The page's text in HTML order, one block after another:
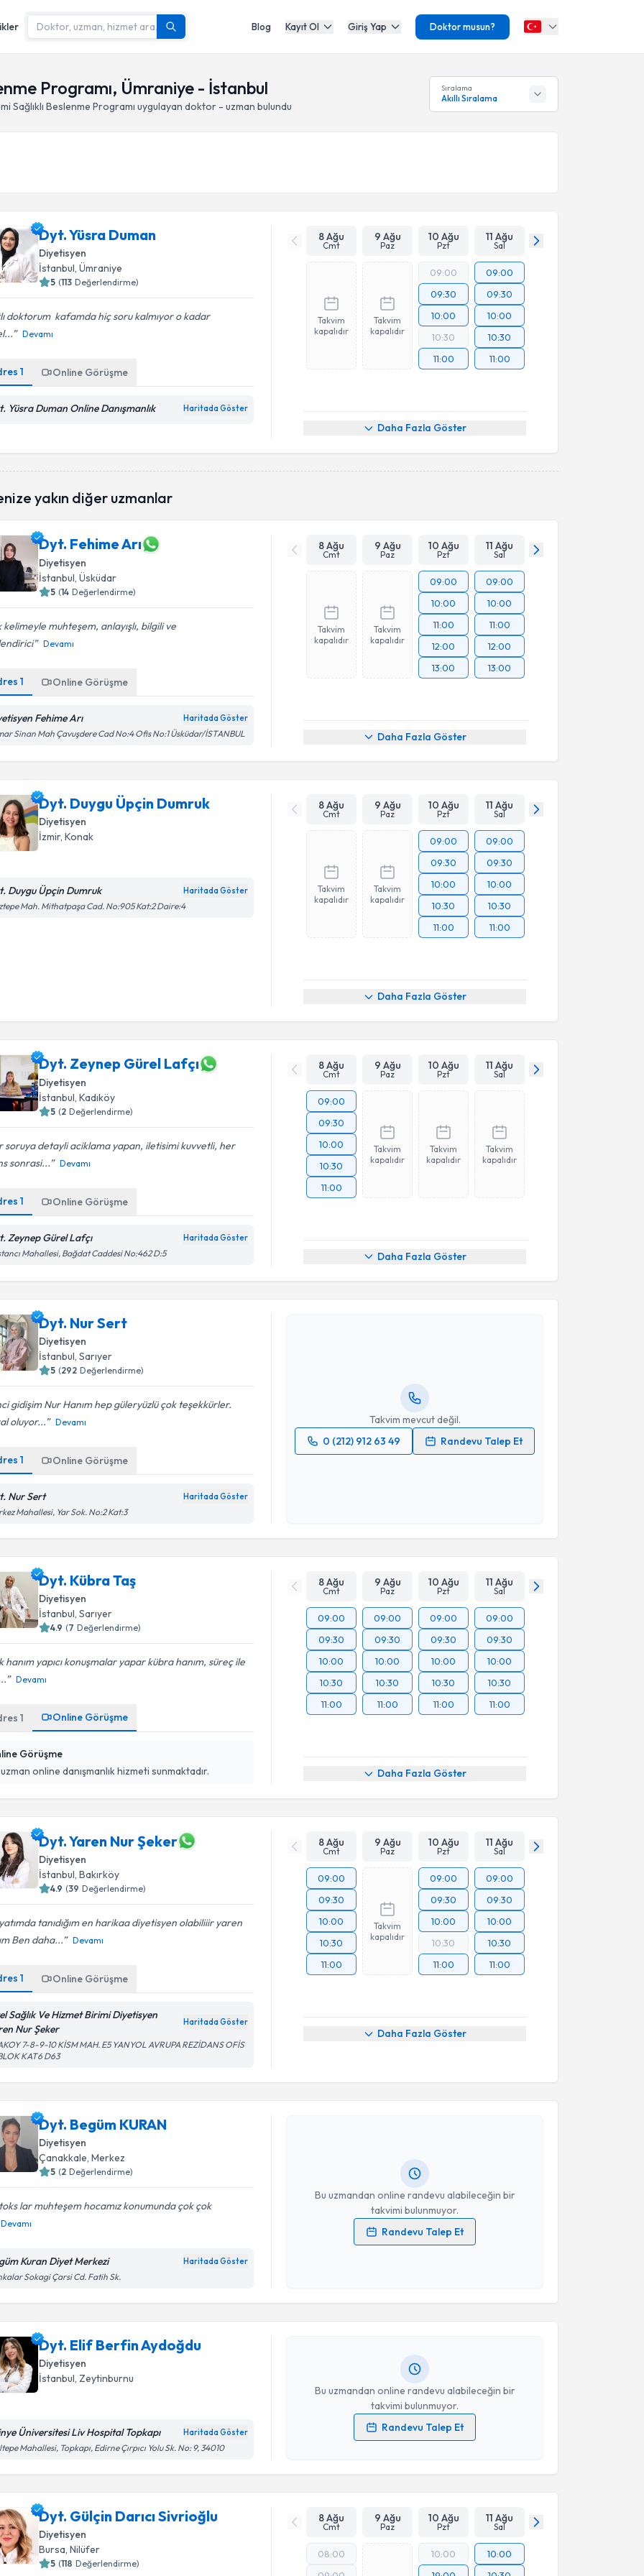
Blog Kayıt Ol Giriş Yap Doktor musun?
Programı, Ümraniye - İstanbul
Sağlıklı Beslenme Programı uygulayan doktor - uzman bulundu
Sıralama
Akıllı Sıralama
Dyt. Yüsra Duman
Diyetisyen
İstanbul, Ümraniye
5 (113 Değerlendirme)
doktorum ️ kafamda hiç soru kalmıyor o kadar
Devamı
1 Online Görüşme
Yüsra Duman Online Danışmanlık Haritada Göster
8 Ağu
Cmt
9 Ağu
Paz
10 Ağu
Pzt
11 Ağu
Sal
Takvim
kapalıdır
Takvim
kapalıdır
09:00
09:30
10:00
10:30
11:00
09:00
09:30
10:00
10:30
11:00
Daha Fazla Göster
yakın diğer uzmanlar
Dyt. Fehime Arı
Diyetisyen
İstanbul , Üsküdar
5 (14 Değerlendirme)
kelimeyle muhteşem, anlayışlı, bilgili ve
Devamı
1 Online Görüşme
Fehime Arı Haritada Göster
Sinan Mah Çavuşdere Cad No:4 Ofis No:1 Üsküdar/İSTANBUL
8 Ağu
Cmt
9 Ağu
Paz
10 Ağu
Pzt
11 Ağu
Sal
Takvim
kapalıdır
Takvim
kapalıdır
09:00
10:00
11:00
12:00
13:00
09:00
10:00
11:00
12:00
13:00
Daha Fazla Göster
Dyt. Duygu Üpçin Dumruk
Diyetisyen
İzmir, Konak
Duygu Üpçin Dumruk Haritada Göster
Mah. Mithatpaşa Cad. No:905 Kat:2 Daire:4
8 Ağu
Cmt
9 Ağu
Paz
10 Ağu
Pzt
11 Ağu
Sal
Takvim
kapalıdır
Takvim
kapalıdır
09:00
09:30
10:00
10:30
11:00
09:00
09:30
10:00
10:30
11:00
Daha Fazla Göster
Dyt. Zeynep Gürel Lafçı
Diyetisyen
İstanbul , Kadıköy
5 (2 Değerlendirme)
soruya detayli aciklama yapan, iletisimi kuvvetli, her
sonrasi...
Devamı
1 Online Görüşme
Zeynep Gürel Lafçı Haritada Göster
Mahallesi, Bağdat Caddesi No:462 D:5
8 Ağu
Cmt
9 Ağu
Paz
10 Ağu
Pzt
11 Ağu
Sal
09:00
09:30
10:00
10:30
11:00
Takvim
kapalıdır
Takvim
kapalıdır
Takvim
kapalıdır
Daha Fazla Göster
Dyt. Nur Sert
Diyetisyen
İstanbul, Sarıyer
5 (292 Değerlendirme)
gidişim Nur Hanım hep güleryüzlü çok teşekkürler.
oluyor...
Devamı
1 Online Görüşme
Nur Sert Haritada Göster
Mahallesi, Yar Sok. No:2 Kat:3
Takvim mevcut değil.
0 (212) 912 63 49
Randevu Talep Et
Takvim Talebini Gönder
Dyt. Kübra Taş
Diyetisyen
İstanbul, Sarıyer
4.9 (7 Değerlendirme)
hanım yapıcı konuşmalar yapar kübra hanım, süreç ile
Devamı
1 Online Görüşme
Görüşme
online danışmanlık hizmeti sunmaktadır.
8 Ağu
Cmt
9 Ağu
Paz
10 Ağu
Pzt
11 Ağu
Sal
09:00
09:30
10:00
10:30
11:00
09:00
09:30
10:00
10:30
11:00
09:00
09:30
10:00
10:30
11:00
09:00
09:30
10:00
10:30
11:00
Daha Fazla Göster
Dyt. Yaren Nur Şeker
Diyetisyen
İstanbul, Bakırköy
4.9 (39 Değerlendirme)
tanıdığım en harikaa diyetisyen olabiliiir yaren
Ben daha...
Devamı
1 Online Görüşme
Sağlık Ve Hizmet Birimi Diyetisyen
Nur Şeker
Haritada Göster
7-8-9-10 KİSM MAH. E5 YANYOL AVRUPA REZİDANS OFİS
KAT6 D63
8 Ağu
Cmt
9 Ağu
Paz
10 Ağu
Pzt
11 Ağu
Sal
09:00
09:30
10:00
10:30
11:00
Takvim
kapalıdır
09:00
09:30
10:00
10:30
11:00
09:00
09:30
10:00
10:30
11:00
Daha Fazla Göster
Dyt. Begüm KURAN
Diyetisyen
Çanakkale, Merkez
5 (2 Değerlendirme)
lar muhteşem hocamız konumunda çok çok
Devamı
Kuran Diyet Merkezi Haritada Göster
Sokagi Çarsi Cd. Fatih Sk.
Bu uzmandan online randevu alabileceğin bir
takvimi bulunmuyor.
Randevu Talep Et
Randevu Takvimi Talebi
Dyt. Begüm KURAN
Kişisel verilerimin işlenmesine ilişkinAydınlatma Metni
Takvim Talebini Gönder
Dyt. Elif Berfin Aydoğdu
Diyetisyen
İstanbul, Zeytinburnu
Üniversitesi Liv Hospital Topkapı Haritada Göster
Mahallesi, Topkapı, Edirne Çırpıcı Yolu Sk. No: 9, 34010
Bu uzmandan online randevu alabileceğin bir
takvimi bulunmuyor.
Randevu Talep Et
Kişisel verilerimin işlenmesine ilişkinAydınlatma Metni
işlenmesini kabul ediyorum.
Takvim Talebini Gönder
Dyt. Gülçin Darıcı Sivrioğlu
Diyetisyen
Bursa, Nilüfer
5 (118 Değerlendirme)
8 Ağu
Cmt
9 Ağu
Paz
10 Ağu
Pzt
11 Ağu
Sal
08:00
10:00
10:00